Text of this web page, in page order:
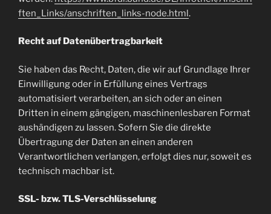
ften_Links/anschriften_links-node.html.
Recht auf Datenübertragbarkeit
Sie haben das Recht, Daten, die wir auf Grundlage Ihrer
Einwilligung oder in Erfüllung eines Vertrags
automatisiert verarbeiten, an sich oder an einen
Dritten in einem gängigen, maschinenlesbaren Format
aushändigen zu lassen. Sofern Sie die direkte
Übertragung der Daten an einen anderen
Verantwortlichen verlangen, erfolgt dies nur, soweit es
technisch machbar ist.
SSL- bzw. TLS-Verschlüsselung